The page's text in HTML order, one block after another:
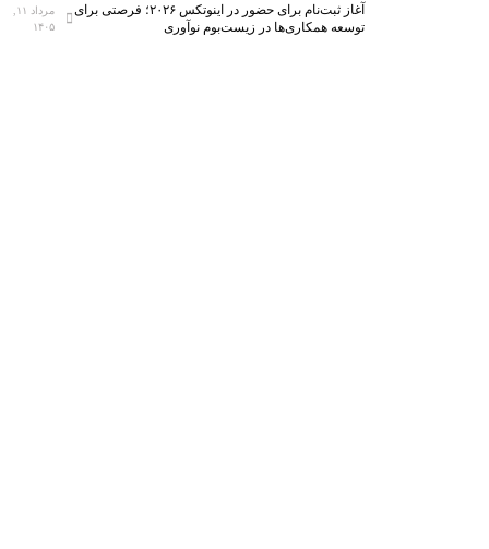
آغاز ثبت‌نام برای حضور در اینوتکس ۲۰۲۶؛ فرصتی برای
توسعه همکاری‌ها در زیست‌بوم نوآوری
۱۴۰۵